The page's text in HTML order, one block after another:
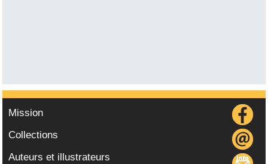
Mission
Collections
Auteurs et illustrateurs